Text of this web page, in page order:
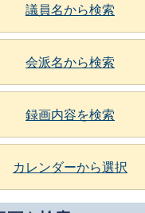
議員名から検索
会派名から検索
録画内容を検索
カレンダーから選択